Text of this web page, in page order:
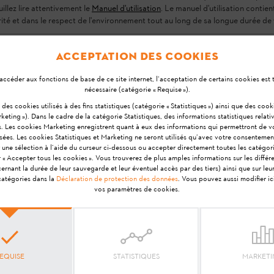
lire attentivement leManuel d'utilisation. Le manuel d'utilisation
et dans le respect de l'environnement tout au long de sa longue durée de
supporté, on a défini d'avance l'emplacement idéal
les instructions à suivre pour la maintenance,
peuvent être également reliés avec le Smart Connector.
Connector n'est pas défini d'avance et l'on ne dispose
Votre avis est important pour nous !
vous a-t-elle
Acceptation des cookies
aux fonctions de base de ce site internet, l’acceptation de certains cookies est
nécessaire (catégorie « Requise »).
des cookies utilisés à des fins statistiques (catégorie « Statistiques ») ainsi que des
»). Dans le cadre de la catégorie Statistiques, des informations statistiques
Les cookies Marketing enregistrent quant à eux des informations qui permettront de
Les cookies Statistiques et Marketing ne seront utilisés qu’avec votre
sélection à l’aide du curseur ci-dessous ou accepter directement toutes les
Accepter tous les cookies ». Vous trouverez de plus amples informations sur les
la durée de leur sauvegarde et leur éventuel accès par des tiers) ainsi que sur
dans la Déclaration de protection des données. Vous pouvez aussi modifier
vos paramètres de cookies.
STATISTIQUES